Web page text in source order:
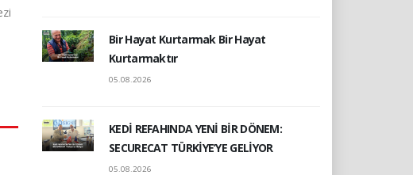
Bir Hayat Kurtarmak Bir Hayat
Kurtarmaktır
05.08.2026
KEDİ REFAHINDA YENİ BİR DÖNEM:
SECURECAT TÜRKİYE’YE GELİYOR
05.08.2026